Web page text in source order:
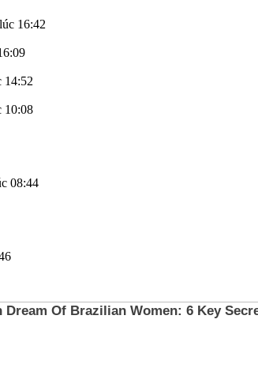
16:42
14:52
10:08
08:44